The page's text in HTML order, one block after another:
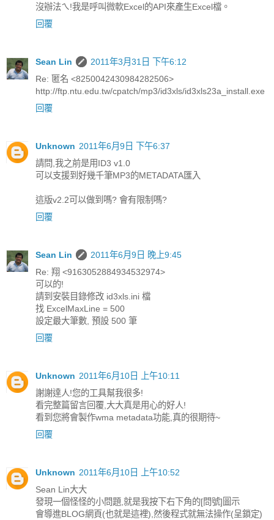
沒辦法ㄟ!我是呼叫微軟Excel的API來產生Excel檔。
回覆
Sean Lin
2011年3月31日 下午6:12
Re: 匿名 <8250042430984282506>
http://ftp.ntu.edu.tw/cpatch/mp3/id3xls/id3xls23a_install.exe
回覆
Unknown 2011年6月9日 下午6:37
請問,我之前是用ID3 v1.0
可以支援到好幾千筆MP3的METADATA匯入
這版v2.2可以做到嗎? 會有限制嗎?
回覆
Sean Lin
2011年6月9日 晚上9:45
Re: 翔 <9163052884934532974>
可以的!
請到安裝目錄修改 id3xls.ini 檔
找 ExcelMaxLine = 500
設定最大筆數, 預設 500 筆
回覆
Unknown 2011年6月10日 上午10:11
謝謝達人!您的工具幫我很多!
看完整篇留言回覆,大大真是用心的好人!
看到您將會製作wma metadata功能,真的很期待~
回覆
Unknown 2011年6月10日 上午10:52
Sean Lin大大
發現一個怪怪的小問題,就是我按下右下角的[問號]圖示
會導進BLOG網頁(也就是這裡),然後程式就無法操作(呈鎖定)